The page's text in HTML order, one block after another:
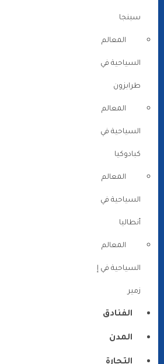
سبنجا
المعالم
السياحية في
طرابزون
المعالم
السياحية في
كبادوكيا
المعالم
السياحية في
أنطاليا
المعالم
السياحية في إ
زمير
الفنادق
المدن